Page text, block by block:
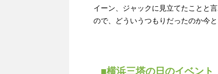
イーン、ジャックに見立てたことと
ので、どういうつもりだったのか今
■横浜三塔の日のイベント